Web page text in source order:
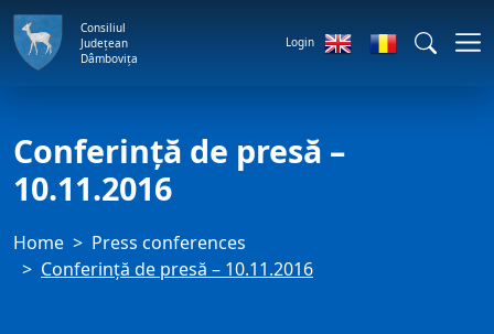
Consiliul
Județean
Dâmbovița
Login
Conferință de presă –
10.11.2016
Home
Press conferences
Conferință de presă – 10.11.2016